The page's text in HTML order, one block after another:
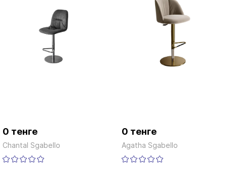
0 тенге
Chantal Sgabello
0 тенге
Agatha Sgabello